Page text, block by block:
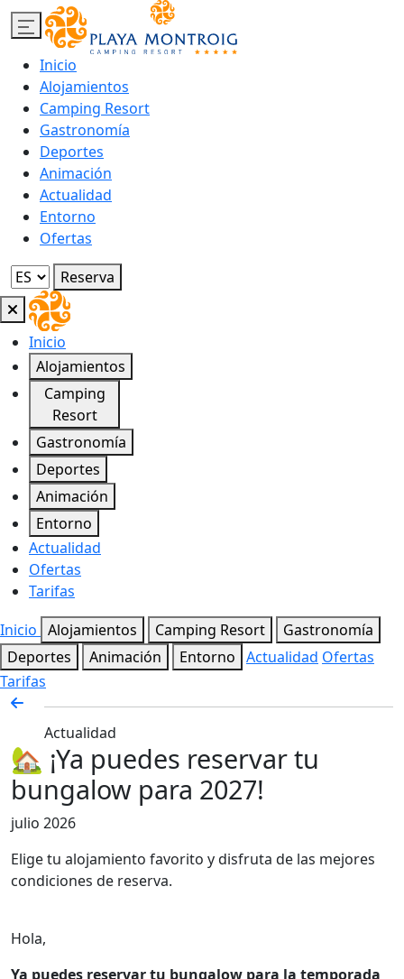
Inicio
Alojamientos
Camping Resort
Gastronomía
Deportes
Animación
Actualidad
Entorno
Ofertas
Reserva
Inicio
Alojamientos
Camping
Resort
Gastronomía
Deportes
Animación
Entorno
Actualidad
Ofertas
Tarifas
Inicio Alojamientos Camping Resort
Gastronomía
Deportes
Animación Entorno Actualidad Ofertas
Tarifas
Actualidad
🏡 ¡Ya puedes reservar tu
bungalow para 2027!
julio 2026
Elige tu alojamiento favorito y disfruta de las mejores
condiciones de reserva.
Hola,
Ya puedes reservar tu bungalow para la temporada